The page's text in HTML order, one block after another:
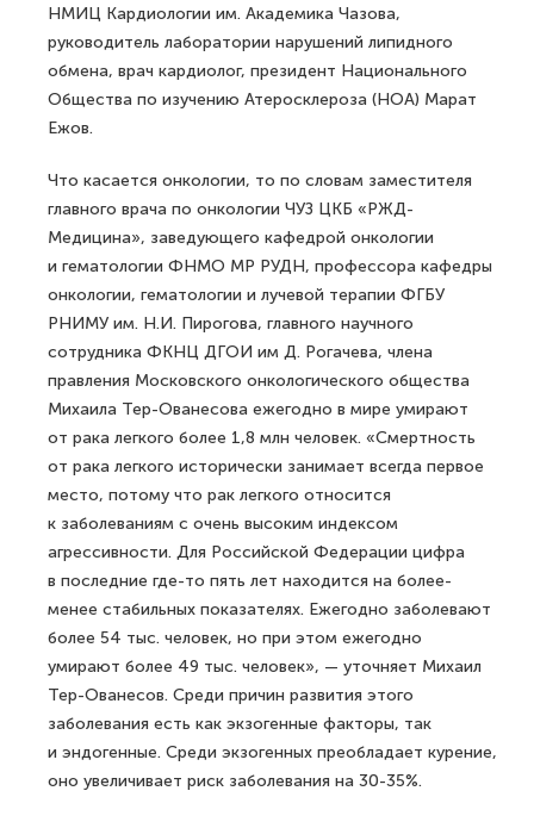
НМИЦ Кардиологии им. Академика Чазова,
руководитель лаборатории нарушений липидного
обмена, врач кардиолог, президент Национального
Общества по изучению Атеросклероза (НОА) Марат
Ежов.
Что касается онкологии, то по словам заместителя
главного врача по онкологии ЧУЗ ЦКБ «РЖД-
Медицина», заведующего кафедрой онкологии
и гематологии ФНМО МР РУДН, профессора кафедры
онкологии, гематологии и лучевой терапии ФГБУ
РНИМУ им. Н.И. Пирогова, главного научного
сотрудника ФКНЦ ДГОИ им Д. Рогачева, члена
правления Московского онкологического общества
Михаила Тер-Ованесова ежегодно в мире умирают
от рака легкого более 1,8 млн человек. «Смертность
от рака легкого исторически занимает всегда первое
место, потому что рак легкого относится
к заболеваниям с очень высоким индексом
агрессивности. Для Российской Федерации цифра
в последние где-то пять лет находится на более-
менее стабильных показателях. Ежегодно заболевают
более 54 тыс. человек, но при этом ежегодно
умирают более 49 тыс. человек», — уточняет Михаил
Тер-Ованесов. Среди причин развития этого
заболевания есть как экзогенные факторы, так
и эндогенные. Среди экзогенных преобладает курение,
оно увеличивает риск заболевания на 30-35%.